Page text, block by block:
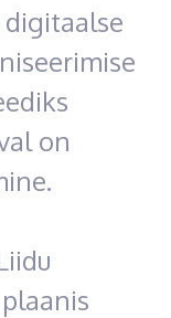
digitaalse
on